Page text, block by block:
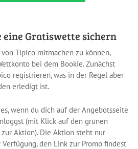
eine Gratiswette sichern
Tipico mitmachen zu können,
bei dem Bookie. Zunächst
registrieren, was in der Regel aber
erledigt ist.
wenn du dich auf der Angebotsseite
(mit Klick auf den grünen
Aktion). Die Aktion steht nur
den Link zur Promo findest